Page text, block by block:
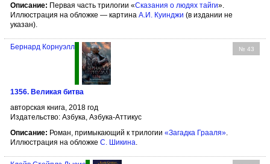
Описание: Первая часть трилогии «Сказания о людях тайги».
Иллюстрация на обложке — картина А.И. Куинджи (в издании не
указан).
№ 43
Бернард Корнуэлл
1356. Великая битва
авторская книга, 2018 год
Издательство: Азбука, Азбука-Аттикус
Описание: Роман, примыкающий к трилогии «Загадка Грааля».
Иллюстрация на обложке С. Шикина.